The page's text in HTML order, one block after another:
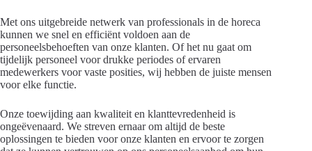
Met ons uitgebreide netwerk van professionals in de horeca
kunnen we snel en efficiënt voldoen aan de
personeelsbehoeften van onze klanten. Of het nu gaat om
tijdelijk personeel voor drukke periodes of ervaren
medewerkers voor vaste posities, wij hebben de juiste mensen
voor elke functie.
Onze toewijding aan kwaliteit en klanttevredenheid is
ongeëvenaard. We streven ernaar om altijd de beste
oplossingen te bieden voor onze klanten en ervoor te zorgen